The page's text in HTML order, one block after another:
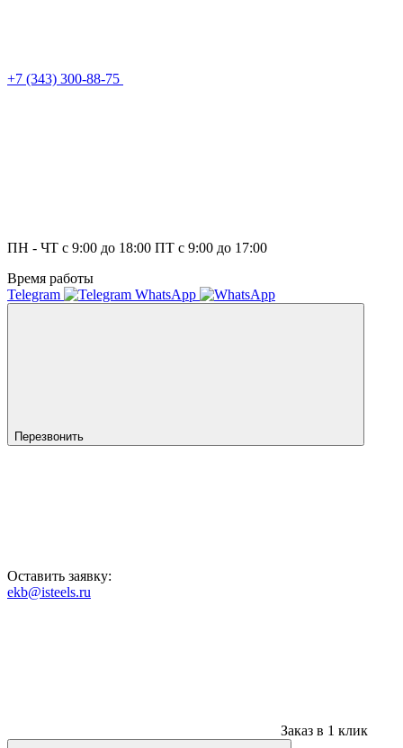
+7 (343) 300-88-75
ПН - ЧТ с 9:00 до 18:00 ПТ с 9:00 до 17:00
Время работы
Telegram
WhatsApp
Перезвонить
Оставить заявку:
ekb@isteels.ru
Заказ в 1 клик